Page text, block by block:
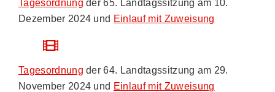
Tagesordnung der 65. Landtagssitzung am 10.
Dezember 2024 und Einlauf mit Zuweisung
Tagesordnung der 64. Landtagssitzung am 29.
November 2024 und Einlauf mit Zuweisung